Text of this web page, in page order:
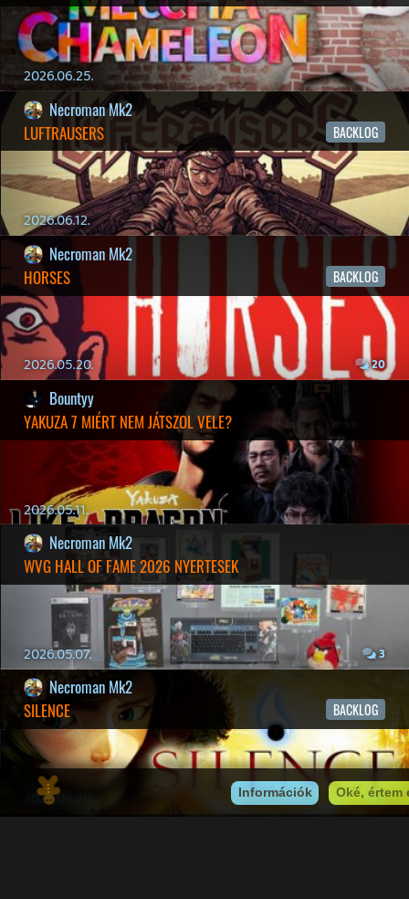
Impresszum | Hirdetési ajánlatunk |
Felhasználási feltételek | Adatvédelmi elveink |
Sütik
Hírek | Cikkek | Podcastok | Blogok |
Gaming Fórum | Offtopic Fórum
RSS | Blog RSS | Podcast RSS
|
Instagram | Youtube | Facebook |
Twitter | Patreon